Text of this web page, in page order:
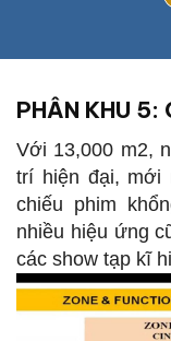
PHÂN KHU 5:
Với 13,000 m2,
trí hiện đại, mới
chiếu phim
nhiều hiệu ứng
các show tạp kĩ